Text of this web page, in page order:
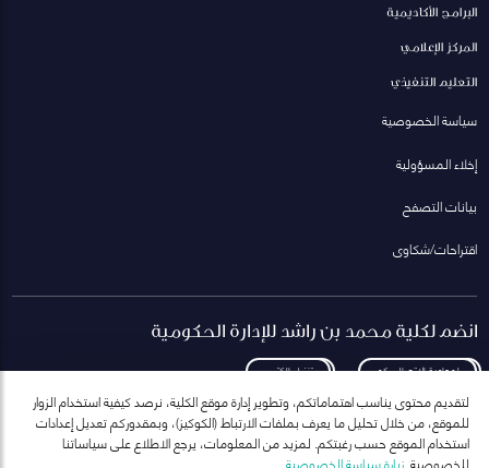
البرامج الأكاديمية
المركز الإعلامي
التعليم التنفيذي
سياسة الخصوصية
إخلاء المسؤولية
بيانات التصفح
اقتراحات/شكاوى
انضم لكلية محمد بن راشد للإدارة الحكومية
لمعاودة الاتصال بكم تنزيل الكتيب
انضم إلى قائمة مراسلاتنا
لتقديم محتوى يناسب اهتماماتكم، وتطوير إدارة موقع الكلية، نرصد كيفية استخدام الزوار
للموقع، من خلال تحليل ما يعرف بملفات الارتباط (الكوكيز)، وبمقدوركم تعديل إعدادات
استخدام الموقع حسب رغبتكم. لمزيد من المعلومات، يرجع الاطلاع على سياساتنا